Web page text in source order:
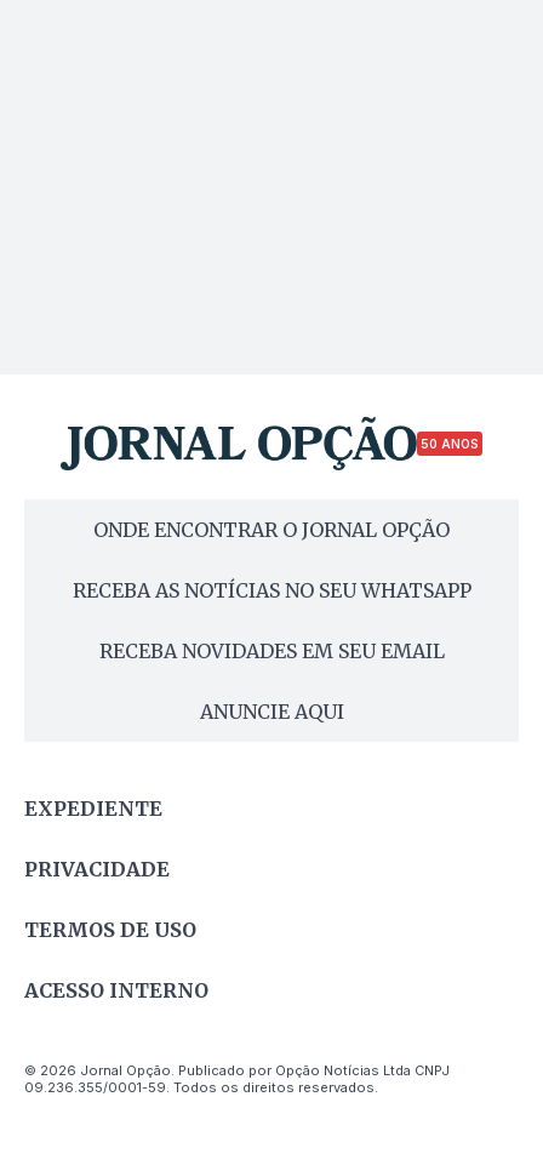
50 ANOS
ONDE ENCONTRAR O JORNAL OPÇÃO
RECEBA AS NOTÍCIAS NO SEU WHATSAPP
RECEBA NOVIDADES EM SEU EMAIL
ANUNCIE AQUI
EXPEDIENTE
PRIVACIDADE
TERMOS DE USO
ACESSO INTERNO
© 2026 Jornal Opção. Publicado por Opção Notícias Ltda CNPJ
09.236.355/0001-59. Todos os direitos reservados.